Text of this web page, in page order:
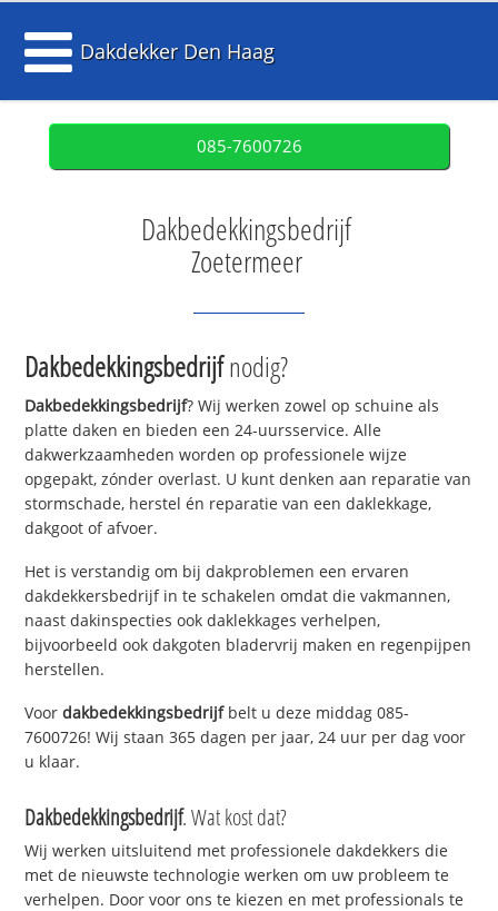
Dakdekker Den Haag
085-7600726
Dakbedekkingsbedrijf
Zoetermeer
Dakbedekkingsbedrijfnodig?
Dakbedekkingsbedrijf? Wij werken zowel op schuine als
platte daken en bieden een 24-uursservice. Alle
dakwerkzaamheden worden op professionele wijze
opgepakt, zónder overlast. U kunt denken aan reparatie van
stormschade, herstel én reparatie van een daklekkage,
dakgoot of afvoer.
Het is verstandig om bij dakproblemen een ervaren
dakdekkersbedrijf in te schakelen omdat die vakmannen,
naast dakinspecties ook daklekkages verhelpen,
bijvoorbeeld ook dakgoten bladervrij maken en regenpijpen
herstellen.
Voordakbedekkingsbedrijfbelt u deze middag 085-
7600726! Wij staan 365 dagen per jaar, 24 uur per dag voor
u klaar.
Dakbedekkingsbedrijf. Wat kost dat?
Wij werken uitsluitend met professionele dakdekkers die
met de nieuwste technologie werken om uw probleem te
verhelpen. Door voor ons te kiezen en met professionals te